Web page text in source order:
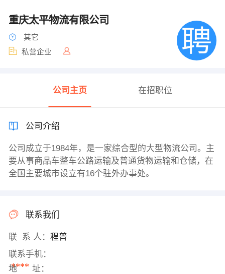
重庆太平物流有限公司
其它
私营企业
公司主页 在招职位
公司介绍
公司成立于1984年，是一家综合型的大型物流公司。主
要从事商品车整车公路运输及普通货物运输和仓储，在
全国主要城市设立有16个驻外办事处。
联系我们
联 系 人： 程普
联系手机：
****
地 址：